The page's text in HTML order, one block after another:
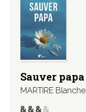
Sauver papa
MARTIRE Blanche